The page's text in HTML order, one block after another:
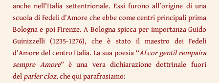
anche nell’Italia settentrionale. Essi furono all’origine di una
scuola di Fedeli d’Amore che ebbe come centri principali prima
Bologna e poi Firenze. A Bologna spicca per importanza Guido
Guinizzelli (1235-1276), che è stato il maestro dei Fedeli
d’Amore del centro Italia. La sua poesia “Al cor gentil rempaira
sempre Amore” è una vera dichiarazione dottrinale fuori
delparler cloz, che qui parafrasiamo: